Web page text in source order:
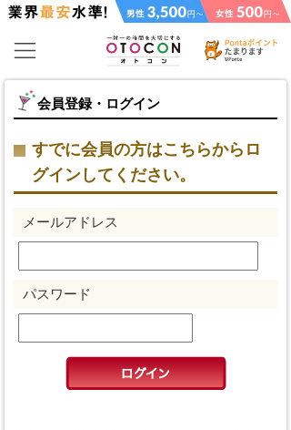
会員登録・ログイン
すでに会員の方はこちらからロ
グインしてください。
メールアドレス
パスワード